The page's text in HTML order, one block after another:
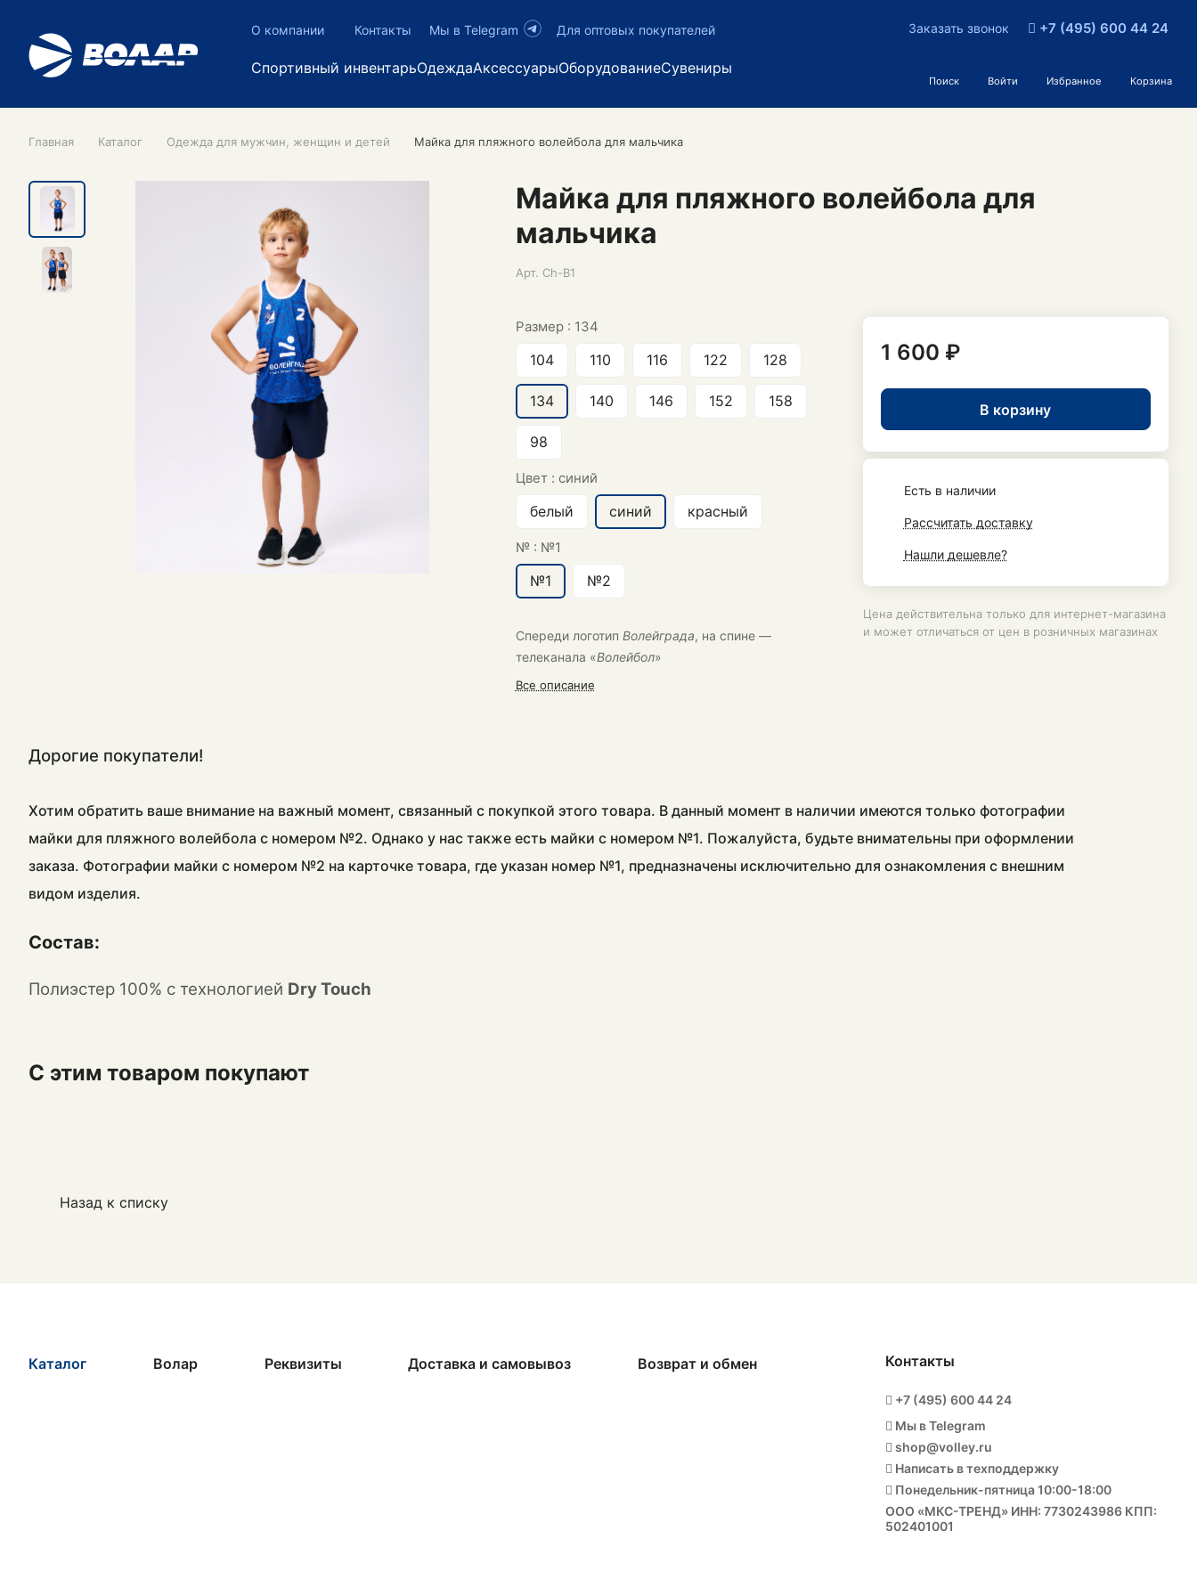
О компании Контакты Мы в Telegram Для оптовых покупателей
Спортивный инвентарьОдеждаАксессуарыОборудованиеСувениры
Заказать звонок +7 (495) 600 44 24
Поиск Войти Избранное Корзина
Главная Каталог Одежда для мужчин, женщин и детей Майка для пляжного волейбола для мальчика
Майка для пляжного волейбола для
мальчика
Арт. Ch-B1
Размер : 134
104 110 116 122 128
134 140 146 152 158
98
Цвет : синий
белый синий красный
№ : №1
№1 №2
Спереди логотип Волейграда, на спине —
телеканала «Волейбол»
Все описание
1 600 ₽
В корзину
Есть в наличии
Рассчитать доставку
Нашли дешевле?
Цена действительна только для интернет-магазина
и может отличаться от цен в розничных магазинах
Дорогие покупатели!
Хотим обратить ваше внимание на важный момент, связанный с покупкой этого товара. В данный момент в наличии имеются только фотографии
майки для пляжного волейбола с номером №2. Однако у нас также есть майки с номером №1. Пожалуйста, будьте внимательны при оформлении
заказа. Фотографии майки с номером №2 на карточке товара, где указан номер №1, предназначены исключительно для ознакомления с внешним
видом изделия.
Состав:
Полиэстер 100% с технологией Dry Touch
С этим товаром покупают
Назад к списку
Каталог Волар Реквизиты Доставка и самовывоз Возврат и обмен Контакты
+7 (495) 600 44 24
Мы в Telegram
shop@volley.ru
Написать в техподдержку
Понедельник-пятница 10:00-18:00
ООО «МКС-ТРЕНД» ИНН: 7730243986 КПП:
502401001